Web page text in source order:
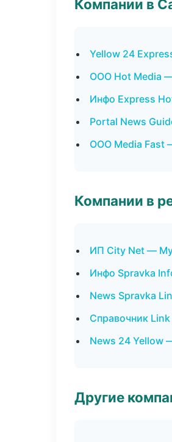
Компании в
Yellow 24
ООО Hot Media
Инфо Express
Portal News
ООО Media Fast
Компании в
ИП City Net —
Инфо Spravka
News Spravka
Справочник
News 24 Yellow
Другие